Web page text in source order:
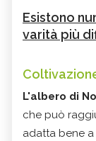
Esistono
varità più
L'albero di
che può
adatta bene